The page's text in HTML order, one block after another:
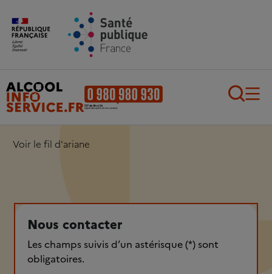
Aller au contenu principal
Voir le fil d'ariane
Nous contacter
Les champs suivis d’un astérisque (*) sont
obligatoires.